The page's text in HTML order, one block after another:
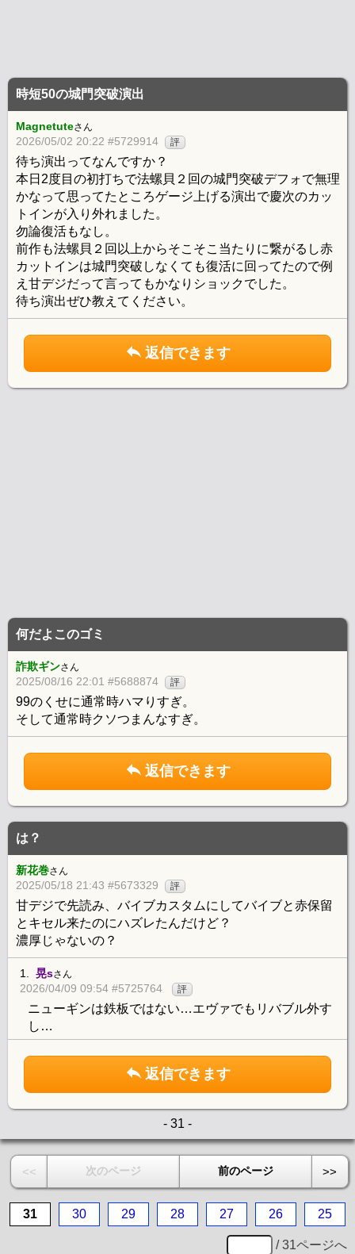
時短50の城門突破演出
Magnetuteさん
2026/05/02 20:22 #5729914 評
待ち演出ってなんですか？
本日2度目の初打ちで法螺貝２回の城門突破デフォで無理
かなって思ってたところゲージ上げる演出で慶次のカッ
トインが入り外れました。
勿論復活もなし。
前作も法螺貝２回以上からそこそこ当たりに繋がるし赤
カットインは城門突破しなくても復活に回ってたので例
え甘デジだって言ってもかなりショックでした。
待ち演出ぜひ教えてください。
返信できます
何だよこのゴミ
詐欺ギンさん
2025/08/16 22:01 #5688874 評
99のくせに通常時ハマりすぎ。
そして通常時クソつまんなすぎ。
返信できます
は？
新花巻さん
2025/05/18 21:43 #5673329 評
甘デジで先読み、バイブカスタムにしてバイブと赤保留
とキセル来たのにハズレたんだけど？
濃厚じゃないの？
1. 晃sさん
2026/04/09 09:54 #5725764 評
ニューギンは鉄板ではない…エヴァでもリバブル外す
し…
返信できます
- 31 -
<< 次のページ 前のページ >>
31 30 29 28 27 26 25
/ 31ページへ